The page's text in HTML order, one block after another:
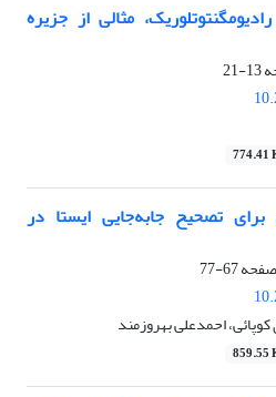
مثالی از جزیره
13-21
774.41
برای تصحیح جابه‌جایی ‌‌‌ایستا در
67-77
احمد‌علی بهروزمند
859.55